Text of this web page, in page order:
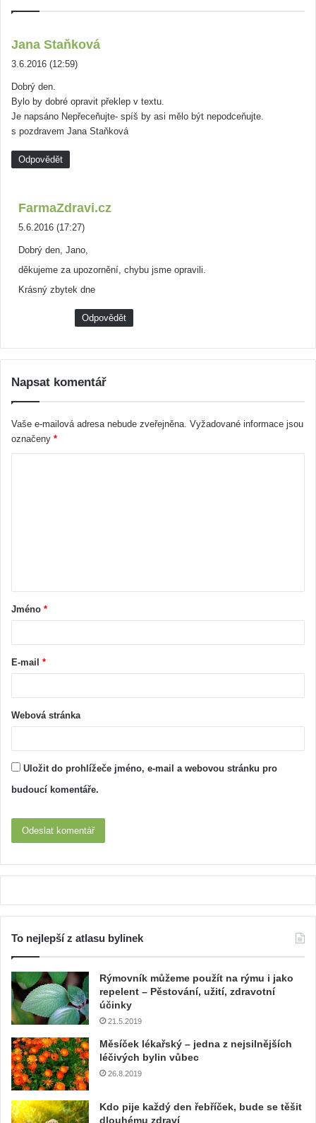
Jana Staňková
a
l
3.6.2016 (12:59)
Dobrý den.
Bylo by dobré opravit překlep v textu.
Je napsáno Nepřeceňujte- spíš by asi mělo být nepodceňujte.
s pozdravem Jana Staňková
Odpovědět
FarmaZdravi.cz
a
5.6.2016 (17:27)
Dobrý den, Jano,
děkujeme za upozornění, chybu jsme opravili.
Krásný zbytek dne
Odpovědět
Napsat komentář
Vaše e-mailová adresa nebude zveřejněna. Vyžadované informace jsou
označeny *
Jméno *
E-mail *
Webová stránka
Uložit do prohlížeče jméno, e-mail a webovou stránku pro
budoucí komentáře.
To nejlepší z atlasu bylinek
Rýmovník můžeme použít na rýmu i jako
repelent – Pěstování, užití, zdravotní
účinky
21.5.2019
Měsíček lékařský – jedna z nejsilnějších
léčivých bylin vůbec
26.8.2019
Kdo pije každý den řebříček, bude se těšit
dlouhému zdraví